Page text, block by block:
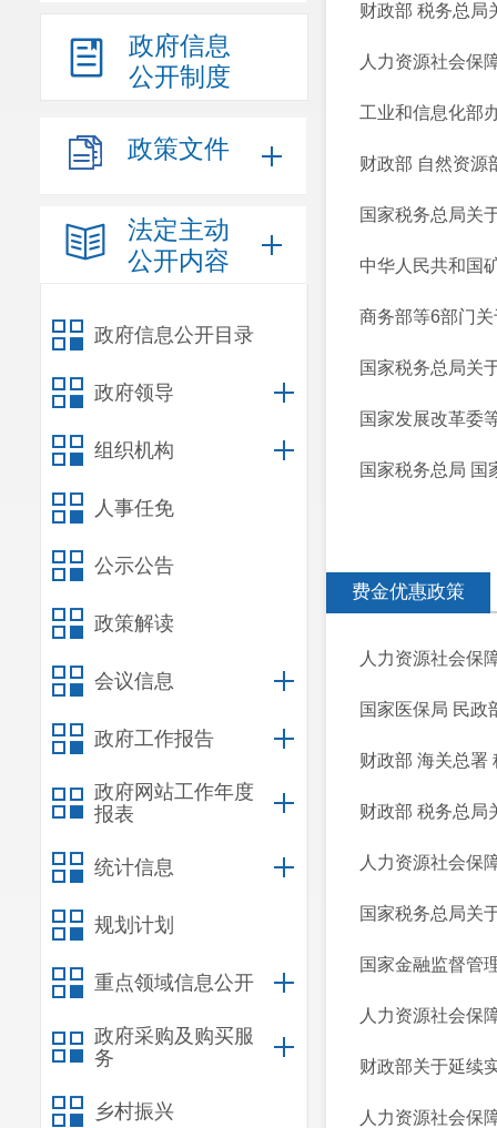
政府信息
公开制度
政策文件
法定主动
公开内容
政府信息公开目录
政府领导
组织机构
人事任免
公示公告
政策解读
会议信息
政府工作报告
政府网站工作年度
报表
统计信息
规划计划
重点领域信息公开
政府采购及购买服
务
乡村振兴
财政部 税务总局
人力资源社会保
工业和信息化部
财政部 自然资源
国家税务总局关
中华人民共和国
商务部等6部门
国家税务总局关
国家发展改革委
国家税务总局 国
费金优惠政策
人力资源社会保
国家医保局 民政
财政部 海关总署
财政部 税务总局
人力资源社会保
国家税务总局关
国家金融监督管
人力资源社会保
财政部关于延续
人力资源社会保